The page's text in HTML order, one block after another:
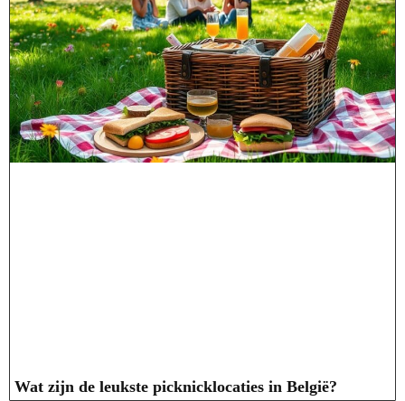
Wat zijn de leukste picknicklocaties in België?